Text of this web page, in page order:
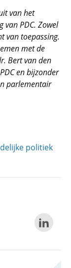
van het
van PDC. Zowel
van toepassing.
met de
Bert van den
en bijzonder
parlementair
politiek